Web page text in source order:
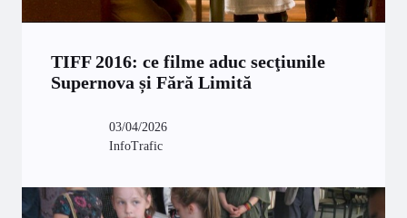
TIFF 2016: ce filme aduc secţiunile
Supernova și Fără Limită
03/04/2026
InfoTrafic